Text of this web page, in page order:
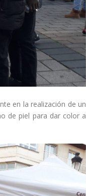
en la realización de un
de piel para dar color a